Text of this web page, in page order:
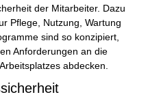
der Mitarbeiter. Dazu
Pflege, Nutzung, Wartung
sind so konzipiert,
Anforderungen an die
abdecken.